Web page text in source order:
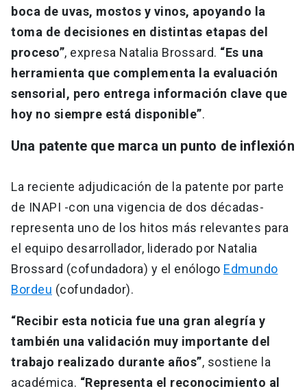
boca de uvas, mostos y vinos, apoyando la
toma de decisiones en distintas etapas del
proceso”, expresa Natalia Brossard. “Es una
herramienta que complementa la evaluación
sensorial, pero entrega información clave que
hoy no siempre está disponible”.
Una patente que marca un punto de inflexión
La reciente adjudicación de la patente por parte
de INAPI -con una vigencia de dos décadas-
representa uno de los hitos más relevantes para
el equipo desarrollador, liderado por Natalia
Brossard (cofundadora) y el enólogo Edmundo
Bordeu (cofundador).
“Recibir esta noticia fue una gran alegría y
también una validación muy importante del
trabajo realizado durante años”, sostiene la
académica. “Representa el reconocimiento al